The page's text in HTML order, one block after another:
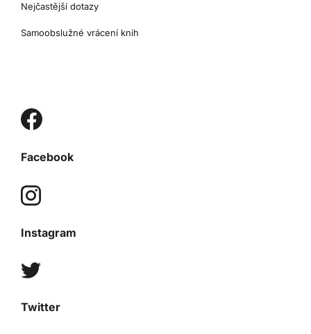
Nejčastější dotazy
Samoobslužné vrácení knih
Facebook
Instagram
Twitter